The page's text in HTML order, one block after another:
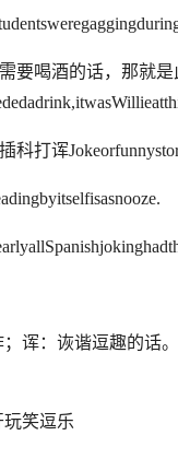
要喝酒的话，那就是
打诨
诨：诙谐逗趣的话
笑逗乐